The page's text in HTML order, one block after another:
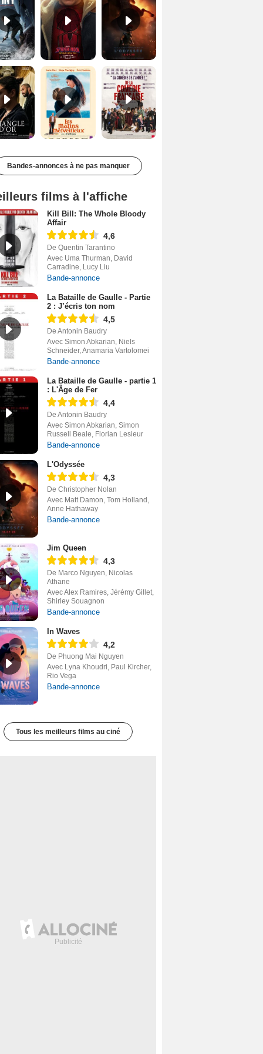
Le Triangle d'or Bande-annonce VF De la Comédie-Française Teaser VF
Bandes-annonces à ne pas manquer
films à l'affiche
Kill Bill: The Whole Bloody
Affair
4,6
De Quentin Tarantino
Avec Uma Thurman, David
Carradine, Lucy Liu
Bande-annonce
La Bataille de Gaulle - Partie
2 : J’écris ton nom
4,5
De Antonin Baudry
Avec Simon Abkarian, Niels
Schneider, Anamaria Vartolomei
Bande-annonce
La Bataille de Gaulle - partie 1
: L'Âge de Fer
4,4
De Antonin Baudry
Avec Simon Abkarian, Simon
Russell Beale, Florian Lesieur
Bande-annonce
L'Odyssée
4,3
De Christopher Nolan
Avec Matt Damon, Tom Holland,
Anne Hathaway
Bande-annonce
Jim Queen
4,3
De Marco Nguyen, Nicolas
Athane
Avec Alex Ramires, Jérémy Gillet,
Shirley Souagnon
Bande-annonce
In Waves
4,2
De Phuong Mai Nguyen
Avec Lyna Khoudri, Paul Kircher,
Rio Vega
Bande-annonce
Tous les meilleurs films au ciné